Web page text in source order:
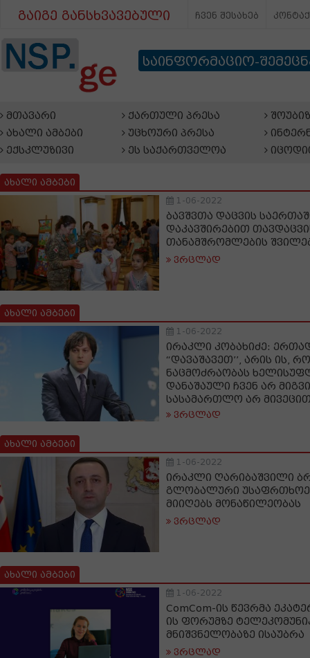
გაიგე განსხვავებული ჩვენ შესახებ
საინფორმაციო-
მთავარი
ახალი ამბები
ექსკლუზივი
ქართული პრესა
უცხოური პრესა
ეს საქართველოა
ახალი ამბები
1-06-2022
ბავშვთა დაცვის
დაკავშირებით
თანამშრომლების
ვრცლად
ახალი ამბები
1-06-2022
ირაკლი კობახიძე:
“დავაშავეთ’’, არის ის,
ნაცმოძრაობას
დანაშაული ჩვენ არ
სასამართლო არ
ვრცლად
ახალი ამბები
1-06-2022
ირაკლი ღარიბაშვილი
გლობალური
მიიღებს მონაწილეობას
ვრცლად
ახალი ამბები
1-06-2022
ComCom-ის წევრმა
ის ფორუმზე
მნიშვნელობაზე ისაუბრა
ვრცლად